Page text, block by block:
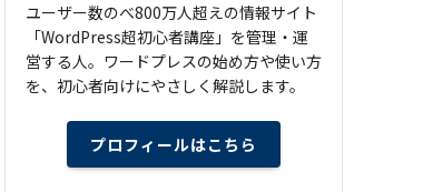
ユーザー数のべ800万人超えの情報サイト
「WordPress超初心者講座」を管理・運
営する人。ワードプレスの始め方や使い方
を、初心者向けにやさしく解説します。
プロフィールはこちら